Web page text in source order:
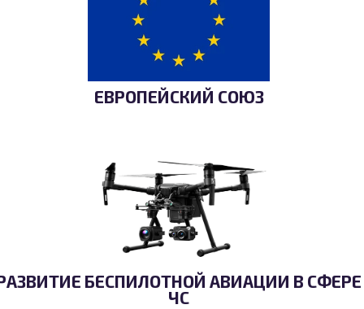
ЕВРОПЕЙСКИЙ СОЮЗ
БЕСПИЛОТНОЙ АВИАЦИИ В СФЕРЕ
ЧС